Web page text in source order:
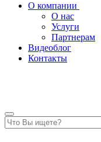
О компании
О нас
Услуги
Партнерам
Видеоблог
Контакты